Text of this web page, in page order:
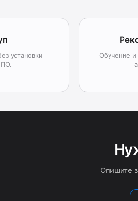
установки
ПО.
Обучение
Опишите